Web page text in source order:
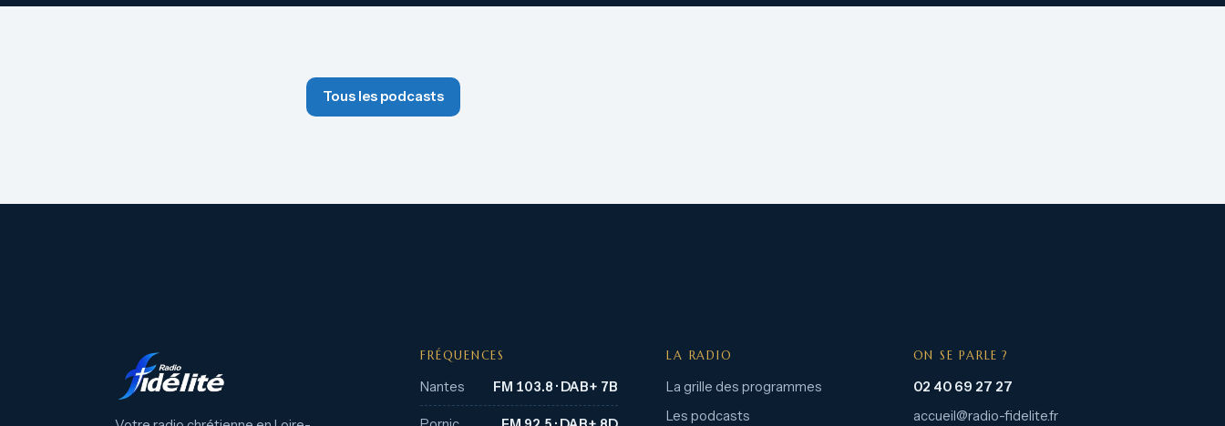
Tous les podcasts
FRÉQUENCES
Nantes FM 103.8 · DAB+ 7B
LA RADIO
La grille des programmes
Les podcasts
ON SE PARLE ?
02 40 69 27 27
accueil@radio-fidelite.fr